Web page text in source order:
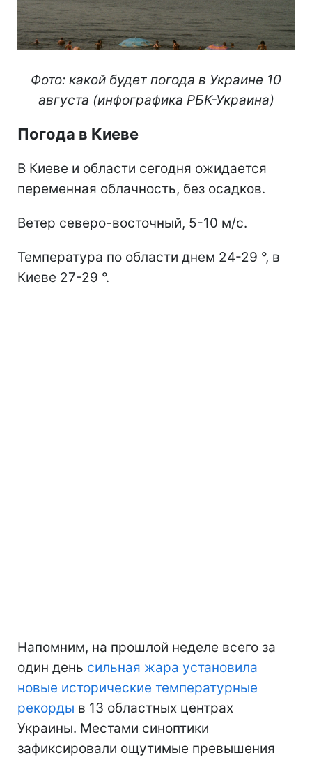
Фото: какой будет погода в Украине 10
августа (инфографика РБК-Украина)
Погода в Киеве
В Киеве и области сегодня ожидается
переменная облачность, без осадков.
Ветер северо-восточный, 5-10 м/с.
Температура по области днем 24-29 °, в
Киеве 27-29 °.
Напомним, на прошлой неделе всего за
один день сильная жара установила
новые исторические температурные
рекорды в 13 областных центрах
Украины. Местами синоптики
зафиксировали ощутимые превышения